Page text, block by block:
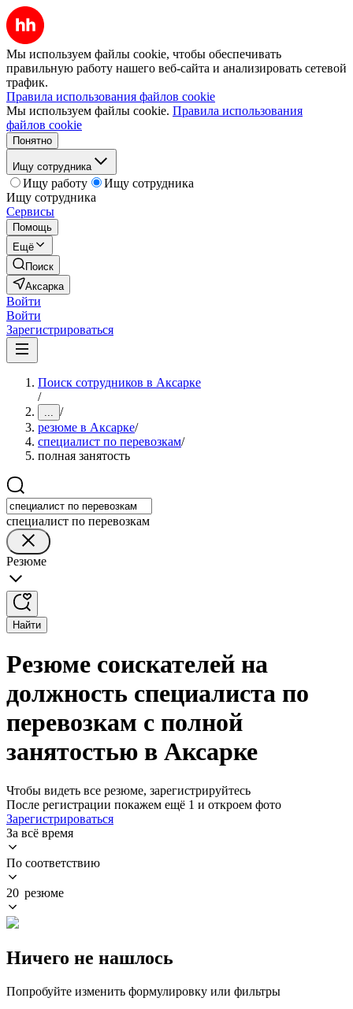
Мы используем файлы cookie, чтобы обеспечивать
правильную работу нашего веб-сайта и анализировать сетевой
трафик.
Правила использования файлов cookie
Мы используем файлы cookie. Правила использования
файлов cookie
Понятно
Ищу сотрудника
Ищу работу
Ищу сотрудника
Ищу сотрудника
Сервисы
Помощь
Ещё
Поиск
Аксарка
Войти
Войти
Зарегистрироваться
Поиск сотрудников в Аксарке
/
... /
резюме в Аксарке/
специалист по перевозкам/
полная занятость
специалист по перевозкам
Резюме
Найти
Резюме соискателей на
должность специалиста по
перевозкам с полной
занятостью в Аксарке
Чтобы видеть все резюме, зарегистрируйтесь
После регистрации покажем ещё 1 и откроем фото
Зарегистрироваться
За всё время
По соответствию
20 резюме
Ничего не нашлось
Попробуйте изменить формулировку или фильтры